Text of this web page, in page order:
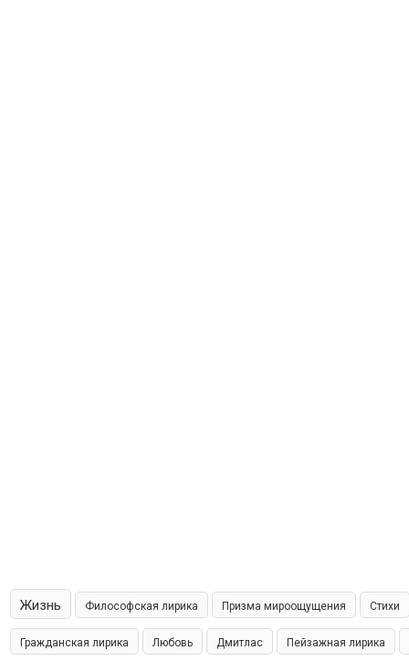
Жизнь Философская лирика Призма мироощущения Стихи
Гражданская лирика Любовь Дмитлас Пейзажная лирика